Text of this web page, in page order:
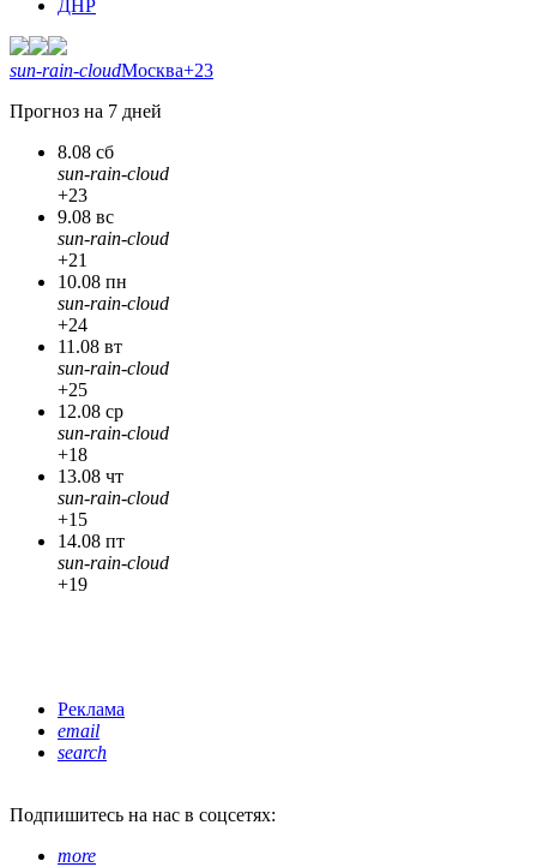
ДНР
sun-rain-cloudМосква+23
Прогноз на 7 дней
8.08 сб
sun-rain-cloud
+23
9.08 вс
sun-rain-cloud
+21
10.08 пн
sun-rain-cloud
+24
11.08 вт
sun-rain-cloud
+25
12.08 ср
sun-rain-cloud
+18
13.08 чт
sun-rain-cloud
+15
14.08 пт
sun-rain-cloud
+19
Реклама
email
search
Подпишитесь на нас в соцсетях:
more